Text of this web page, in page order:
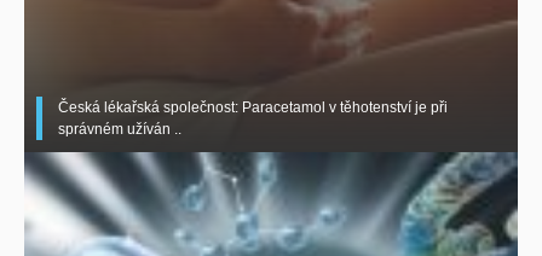
Česká lékařská společnost: Paracetamol v těhotenství je při
správném užíván ..